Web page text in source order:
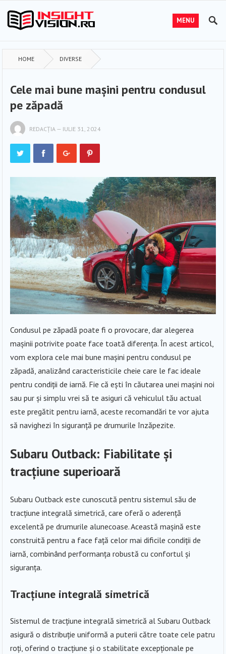
MENU
HOME DIVERSE
Cele mai bune mașini pentru condusul
pe zăpadă
REDACȚIA — IULIE 31, 2024
Condusul pe zăpadă poate fi o provocare, dar alegerea
mașinii potrivite poate face toată diferența. În acest articol,
vom explora cele mai bune mașini pentru condusul pe
zăpadă, analizând caracteristicile cheie care le fac ideale
pentru condiții de iarnă. Fie că ești în căutarea unei mașini noi
sau pur și simplu vrei să te asiguri că vehiculul tău actual
este pregătit pentru iarnă, aceste recomandări te vor ajuta
să navighezi în siguranță pe drumurile înzăpezite.
Subaru Outback: Fiabilitate și
tracțiune superioară
Subaru Outback este cunoscută pentru sistemul său de
tracțiune integrală simetrică, care oferă o aderență
excelentă pe drumurile alunecoase. Această mașină este
construită pentru a face față celor mai dificile condiții de
iarnă, combinând performanța robustă cu confortul și
siguranța.
Tracțiune integrală simetrică
Sistemul de tracțiune integrală simetrică al Subaru Outback
asigură o distribuție uniformă a puterii către toate cele patru
roți, oferind o tracțiune și o stabilitate excepționale pe